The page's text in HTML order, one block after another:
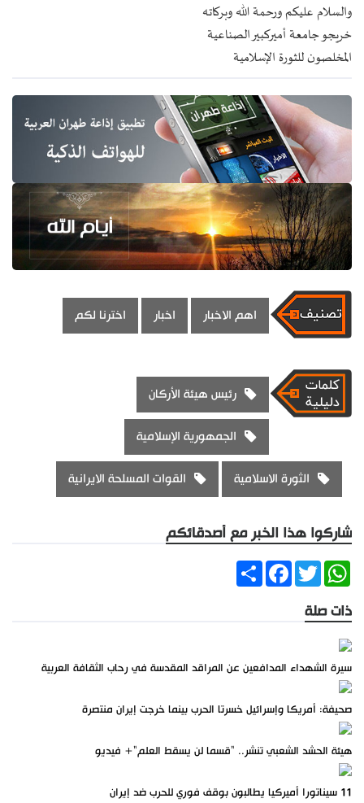
والسلام عليكم ورحمة الله وبركاته
خريجو جامعة أميركبير الصناعية
المخلصون للثورة الإسلامية
اهم الاخبار اخبار اخترنا لكم
رئيس هيئة الأركان
الجمهورية الإسلامية
الثورة الاسلامية القوات المسلحة الايرانية
شاركوا هذا الخبر مع أصدقائكم
ShareFacebookTwitter
WhatsApp
ذات صلة
سيرة الشهداء المدافعين عن المراقد المقدسة في رحاب الثقافة العربية
صحيفة: أمريكا وإسرائيل خسرتا الحرب بينما خرجت إيران منتصرة
هيئة الحشد الشعبي تنشر.. "قسما لن يسقط العلم"+ فيديو
11 سيناتورا أميركيا يطالبون بوقف فوري للحرب ضد إيران